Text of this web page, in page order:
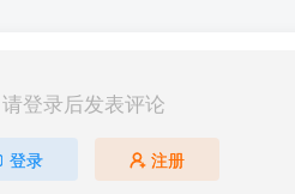
请登录后发表评论
登录 注册